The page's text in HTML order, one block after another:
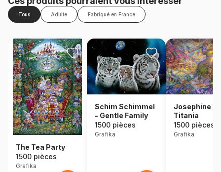
Tous Adulte Fabriqué en France
The Tea Party
1500 pièces
Grafika
Schim Schimmel
- Gentle Family
1500 pièces
Grafika
Josephine
Titania
1500 pièces
Grafika